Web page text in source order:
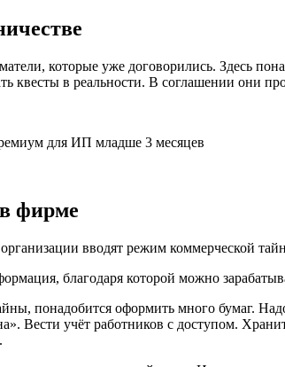
которые уже договорились. Здесь
квесты в реальности. В соглашении они
для ИП младше 3 месяцев
фирме
вводят режим коммерческой
благодаря которой можно
понадобится оформить много бумаг.
Вести учёт работников с доступом.